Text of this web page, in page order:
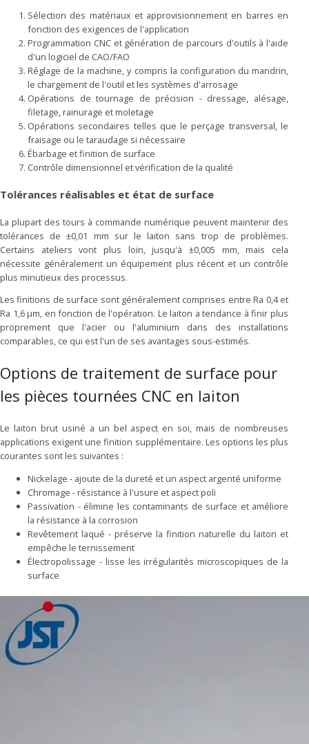
Sélection des matériaux et approvisionnement en barres en
fonction des exigences de l'application
Programmation CNC et génération de parcours d'outils à l'aide
d'un logiciel de CAO/FAO
Réglage de la machine, y compris la configuration du mandrin,
le chargement de l'outil et les systèmes d'arrosage
Opérations de tournage de précision - dressage, alésage,
filetage, rainurage et moletage
Opérations secondaires telles que le perçage transversal, le
fraisage ou le taraudage si nécessaire
Ébarbage et finition de surface
Contrôle dimensionnel et vérification de la qualité
Tolérances réalisables et état de surface
La plupart des tours à commande numérique peuvent maintenir des
tolérances de ±0,01 mm sur le laiton sans trop de problèmes.
Certains ateliers vont plus loin, jusqu'à ±0,005 mm, mais cela
nécessite généralement un équipement plus récent et un contrôle
plus minutieux des processus.
Les finitions de surface sont généralement comprises entre Ra 0,4 et
Ra 1,6 μm, en fonction de l'opération. Le laiton a tendance à finir plus
proprement que l'acier ou l'aluminium dans des installations
comparables, ce qui est l'un de ses avantages sous-estimés.
Options de traitement de surface pour
les pièces tournées CNC en laiton
Le laiton brut usiné a un bel aspect en soi, mais de nombreuses
applications exigent une finition supplémentaire. Les options les plus
courantes sont les suivantes :
Nickelage - ajoute de la dureté et un aspect argenté uniforme
Chromage - résistance à l'usure et aspect poli
Passivation - élimine les contaminants de surface et améliore
la résistance à la corrosion
Revêtement laqué - préserve la finition naturelle du laiton et
empêche le ternissement
Électropolissage - lisse les irrégularités microscopiques de la
surface